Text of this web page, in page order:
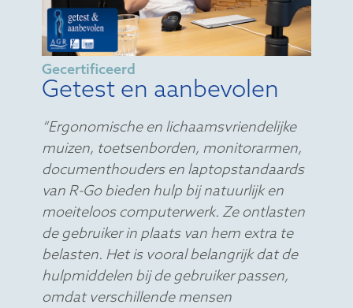
Gecertificeerd
Getest en aanbevolen
“Ergonomische en lichaamsvriendelijke
muizen, toetsenborden, monitorarmen,
documenthouders en laptopstandaards
van R-Go bieden hulp bij natuurlijk en
moeiteloos computerwerk. Ze ontlasten
de gebruiker in plaats van hem extra te
belasten. Het is vooral belangrijk dat de
hulpmiddelen bij de gebruiker passen,
omdat verschillende mensen